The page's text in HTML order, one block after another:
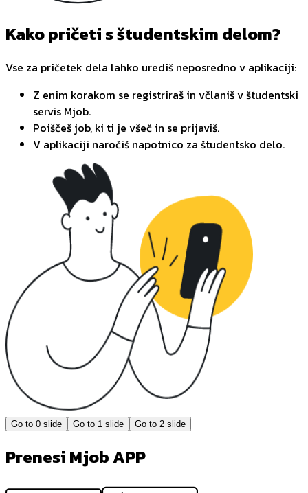
Kako pričeti s študentskim delom?
Vse za pričetek dela lahko urediš neposredno v aplikaciji:
Z enim korakom se registriraš in včlaniš v študentski
servis Mjob.
Poiščeš job, ki ti je všeč in se prijaviš.
V aplikaciji naročiš napotnico za študentsko delo.
Go to 0 slide Go to 1 slide Go to 2 slide
Prenesi Mjob APP